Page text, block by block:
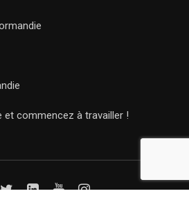
et commencez à travailler !